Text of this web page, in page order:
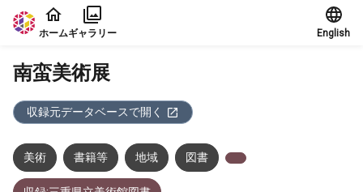
本文に飛ぶ
ホームギャラリー English
南蛮美術展
収録元データベースで開く
美術 書籍等 地域 図書